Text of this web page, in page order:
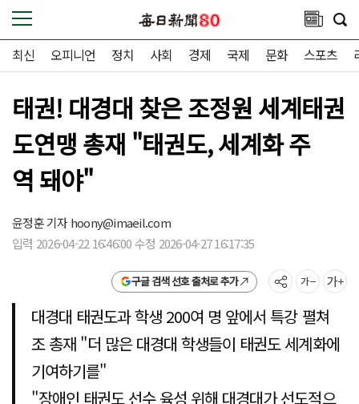
최신 오피니언 정치 사회 경제 국제 문화 스포츠
태권! 대경대 찾은 조정원 세계태권
도연맹 총재 "태권도, 세계화 주
역 돼야"
윤정훈 기자hoony@imaeil.com
입력 2026-04-22 16:46:00 수정 2026-04-27 16:17:35
구글 검색 선호 출처로 추가
대경대 태권도과 학생 200여 명 앞에서 특강 펼쳐
조 총재 "더 많은 대경대 학생들이 태권도 세계화에
기여하기를"
"장애인 태권도 선수 육성 위해 대경대가 선도적으